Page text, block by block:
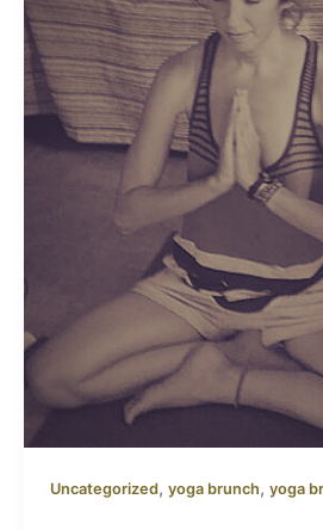
Uncategorized, yoga brunch, yoga